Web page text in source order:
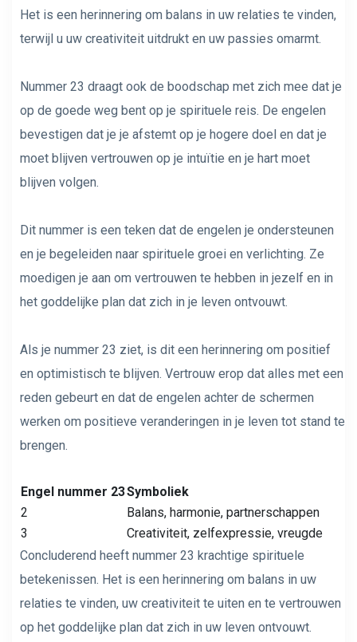
Het is een herinnering om balans in uw relaties te vinden,
terwijl u uw creativiteit uitdrukt en uw passies omarmt.
Nummer 23 draagt ​​ook de boodschap met zich mee dat je
op de goede weg bent op je spirituele reis. De engelen
bevestigen dat je je afstemt op je hogere doel en dat je
moet blijven vertrouwen op je intuïtie en je hart moet
blijven volgen.
Dit nummer is een teken dat de engelen je ondersteunen
en je begeleiden naar spirituele groei en verlichting. Ze
moedigen je aan om vertrouwen te hebben in jezelf en in
het goddelijke plan dat zich in je leven ontvouwt.
Als je nummer 23 ziet, is dit een herinnering om positief
en optimistisch te blijven. Vertrouw erop dat alles met een
reden gebeurt en dat de engelen achter de schermen
werken om positieve veranderingen in je leven tot stand te
brengen.
Engel nummer 23Symboliek
2
Balans, harmonie, partnerschappen
3
Creativiteit, zelfexpressie, vreugde
Concluderend heeft nummer 23 krachtige spirituele
betekenissen. Het is een herinnering om balans in uw
relaties te vinden, uw creativiteit te uiten en te vertrouwen
op het goddelijke plan dat zich in uw leven ontvouwt.